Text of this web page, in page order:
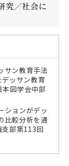
究／社会に
サン教育⼿法
ッサン教育
図学会中部
ションがデッ
比較分析を通
部第113回